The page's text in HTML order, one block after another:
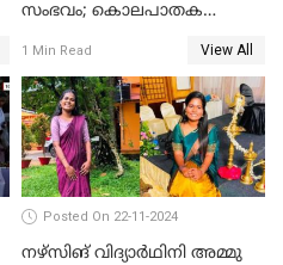
സംഭവം; കൊലപാതക
ചെയ്തു
1 Min Read View All
Posted On 22-11-2024
നഴ്സിങ് വിദ്യാര്‍ഥിനി അമ്മു